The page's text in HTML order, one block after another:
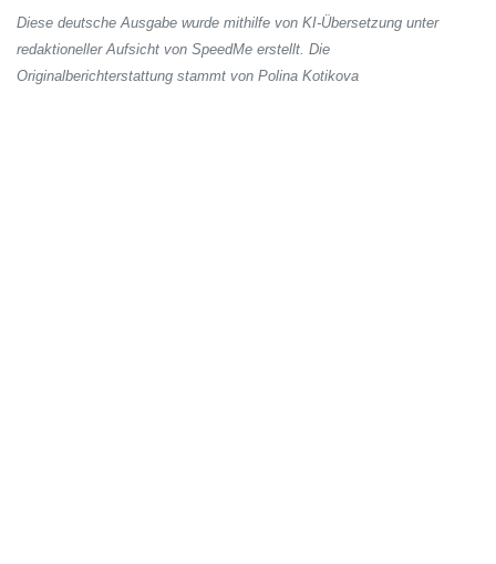
Diese deutsche Ausgabe wurde mithilfe von KI-Übersetzung unter
redaktioneller Aufsicht von SpeedMe erstellt. Die
Originalberichterstattung stammt von Polina Kotikova